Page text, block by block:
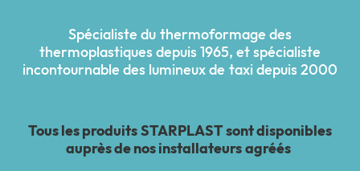
Spécialiste du thermoformage des
thermoplastiques depuis 1965, et spécialiste
incontournable des lumineux de taxi depuis 2000
Tous les produits STARPLAST sont disponibles
auprès de nos installateurs agréés